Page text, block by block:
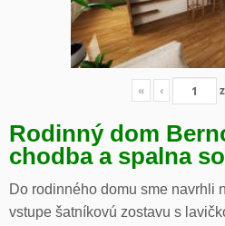
« ‹ z
Rodinný dom
chodba a spalna
Do rodinného domu sme navrhli
vstupe šatníkovú zostavu s